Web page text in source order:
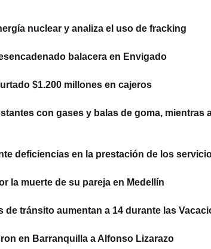
nuclear y analiza el uso de fracking
balacera en Envigado
$1.200 millones en cajeros
con gases y balas de goma,
deficiencias en la prestación de los
la muerte de su pareja en Medellín
de tránsito aumentan a 14 durante las
en Barranquilla a Alfonso Lizarazo